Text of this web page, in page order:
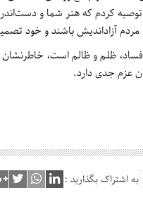
کردم که هنر شما و
مردم آزاداندیش باشند و خود
فساد، ظلم و ظالم است،
عزم جدی دارد.
به اشتراک بگذارید :